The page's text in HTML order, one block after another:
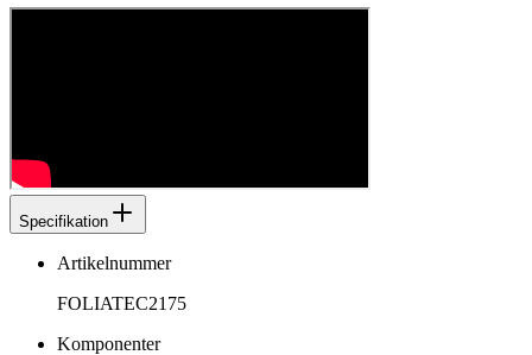
Specifikation
Artikelnummer
FOLIATEC2175
Komponenter